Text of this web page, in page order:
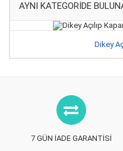
AYNI KATEGORIDE
Dikey
7 GÜN İADE GARANTISI